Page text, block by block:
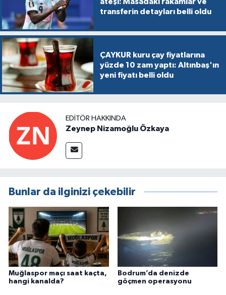
ateşi: Masadaki rakamlar ve
transferin detayları belli oldu
ÇAYKUR kuru çay fiyatlarına
yüzde 10 zam yaptı: Altınbaş'ın
yeni fiyatı belli oldu
EDITÖR HAKKINDA
Zeynep Nizamoğlu Özkaya
Bunlar da ilginizi çekebilir
Muğlaspor maçı saat kaçta,
hangi kanalda?
Bodrum’da denizde
göçmen operasyonu